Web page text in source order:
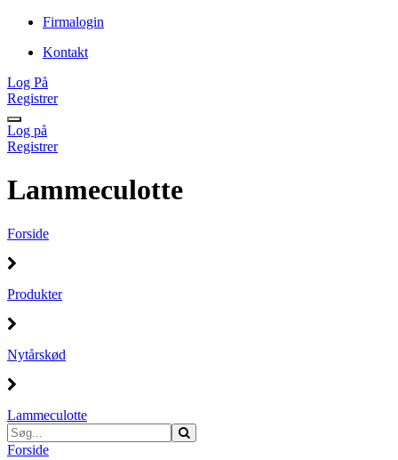
Firmalogin
Kontakt
Log På
Registrer
Log på
Registrer
Lammeculotte
Forside
Produkter
Nytårskød
Lammeculotte
Forside